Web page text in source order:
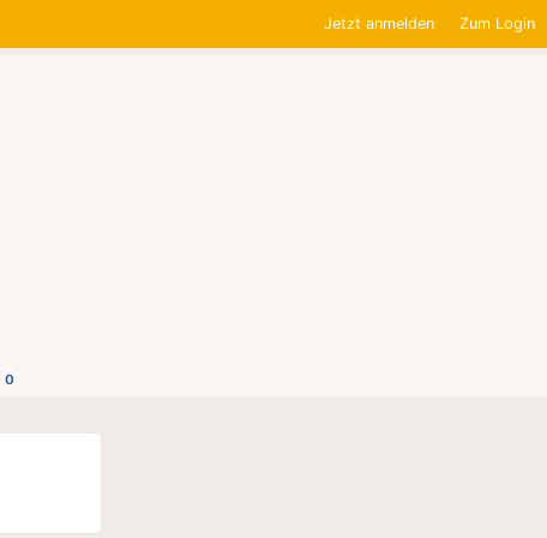
Jetzt anmelden Zum Login
0